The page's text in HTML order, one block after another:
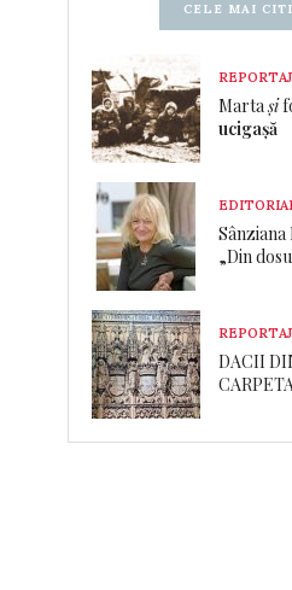
CELE MAI
Martași
ucigașă
Sânziana
„Din
DACII